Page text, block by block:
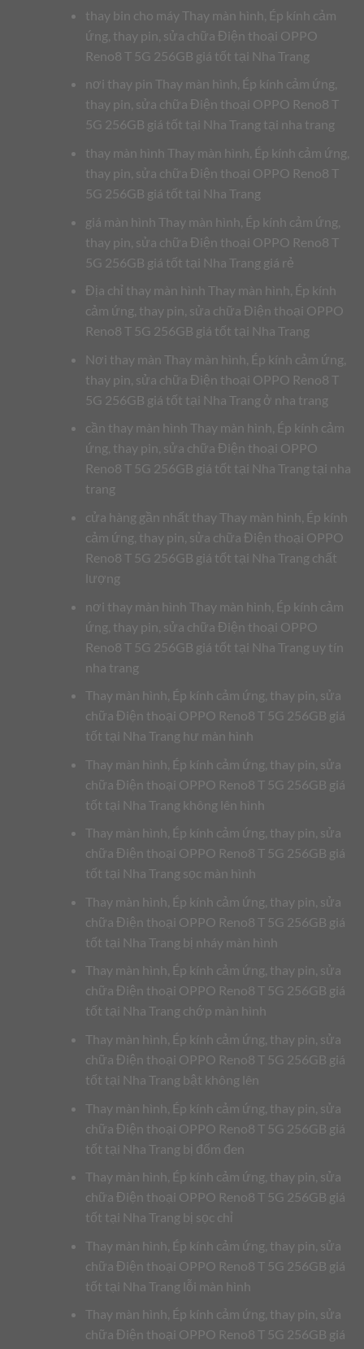
thay bin cho máy Thay màn hình, Ép kính cảm
ứng, thay pin, sửa chữa Điện thoại OPPO
Reno8 T 5G 256GB giá tốt tại Nha Trang
nơi thay pin Thay màn hình, Ép kính cảm ứng,
thay pin, sửa chữa Điện thoại OPPO Reno8 T
5G 256GB giá tốt tại Nha Trang tại nha trang
thay màn hình Thay màn hình, Ép kính cảm ứng,
thay pin, sửa chữa Điện thoại OPPO Reno8 T
5G 256GB giá tốt tại Nha Trang
giá màn hình Thay màn hình, Ép kính cảm ứng,
thay pin, sửa chữa Điện thoại OPPO Reno8 T
5G 256GB giá tốt tại Nha Trang giá rẻ
Địa chỉ thay màn hình Thay màn hình, Ép kính
cảm ứng, thay pin, sửa chữa Điện thoại OPPO
Reno8 T 5G 256GB giá tốt tại Nha Trang
Nơi thay màn Thay màn hình, Ép kính cảm ứng,
thay pin, sửa chữa Điện thoại OPPO Reno8 T
5G 256GB giá tốt tại Nha Trang ở nha trang
cần thay màn hình Thay màn hình, Ép kính cảm
ứng, thay pin, sửa chữa Điện thoại OPPO
Reno8 T 5G 256GB giá tốt tại Nha Trang tại nha
trang
cửa hàng gần nhất thay Thay màn hình, Ép kính
cảm ứng, thay pin, sửa chữa Điện thoại OPPO
Reno8 T 5G 256GB giá tốt tại Nha Trang chất
lượng
nơi thay màn hình Thay màn hình, Ép kính cảm
ứng, thay pin, sửa chữa Điện thoại OPPO
Reno8 T 5G 256GB giá tốt tại Nha Trang uy tín
nha trang
Thay màn hình, Ép kính cảm ứng, thay pin, sửa
chữa Điện thoại OPPO Reno8 T 5G 256GB giá
tốt tại Nha Trang hư màn hình
Thay màn hình, Ép kính cảm ứng, thay pin, sửa
chữa Điện thoại OPPO Reno8 T 5G 256GB giá
tốt tại Nha Trang không lên hình
Thay màn hình, Ép kính cảm ứng, thay pin, sửa
chữa Điện thoại OPPO Reno8 T 5G 256GB giá
tốt tại Nha Trang sọc màn hình
Thay màn hình, Ép kính cảm ứng, thay pin, sửa
chữa Điện thoại OPPO Reno8 T 5G 256GB giá
tốt tại Nha Trang bị nháy màn hình
Thay màn hình, Ép kính cảm ứng, thay pin, sửa
chữa Điện thoại OPPO Reno8 T 5G 256GB giá
tốt tại Nha Trang chớp màn hình
Thay màn hình, Ép kính cảm ứng, thay pin, sửa
chữa Điện thoại OPPO Reno8 T 5G 256GB giá
tốt tại Nha Trang bật không lên
Thay màn hình, Ép kính cảm ứng, thay pin, sửa
chữa Điện thoại OPPO Reno8 T 5G 256GB giá
tốt tại Nha Trang bị đốm đen
Thay màn hình, Ép kính cảm ứng, thay pin, sửa
chữa Điện thoại OPPO Reno8 T 5G 256GB giá
tốt tại Nha Trang bị sọc chỉ
Thay màn hình, Ép kính cảm ứng, thay pin, sửa
chữa Điện thoại OPPO Reno8 T 5G 256GB giá
tốt tại Nha Trang lỗi màn hình
Thay màn hình, Ép kính cảm ứng, thay pin, sửa
chữa Điện thoại OPPO Reno8 T 5G 256GB giá